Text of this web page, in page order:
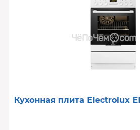
Кухонная плита Electrolux